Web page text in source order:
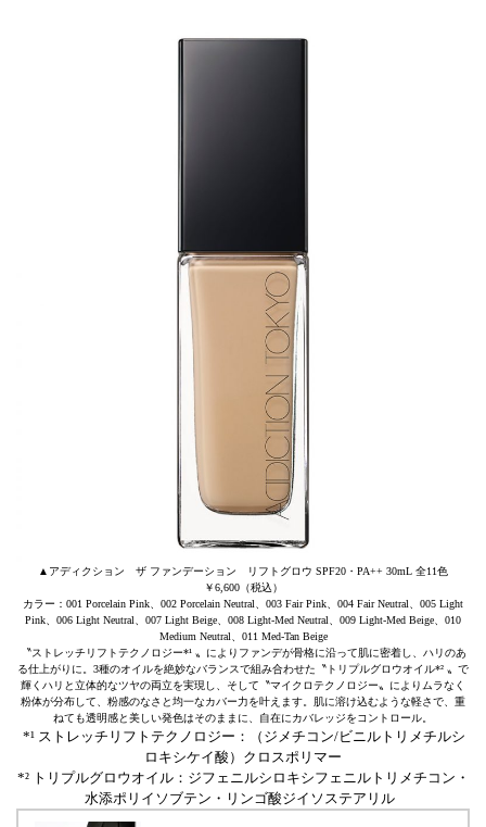
▲アディクション ザ ファンデーション リフトグロウ SPF20・PA++ 30mL 全11色
￥6,600（税込）
カラー：001 Porcelain Pink、002 Porcelain Neutral、003 Fair Pink、004 Fair Neutral、005 Light
Pink、006 Light Neutral、007 Light Beige、008 Light-Med Neutral、009 Light-Med Beige、010
Medium Neutral、011 Med-Tan Beige
〝ストレッチリフトテクノロジー*¹ 〟によりファンデが骨格に沿って肌に密着し、ハリのあ
る仕上がりに。3種のオイルを絶妙なバランスで組み合わせた〝トリプルグロウオイル*² 〟で
輝くハリと立体的なツヤの両立を実現し、そして〝マイクロテクノロジー〟によりムラなく
粉体が分布して、粉感のなさと均一なカバー力を叶えます。肌に溶け込むような軽さで、重
ねても透明感と美しい発色はそのままに、自在にカバレッジをコントロール。
*¹ ストレッチリフトテクノロジー：（ジメチコン/ビニルトリメチルシ
ロキシケイ酸）クロスポリマー
*² トリプルグロウオイル：ジフェニルシロキシフェニルトリメチコン・
水添ポリイソブテン・リンゴ酸ジイソステアリル